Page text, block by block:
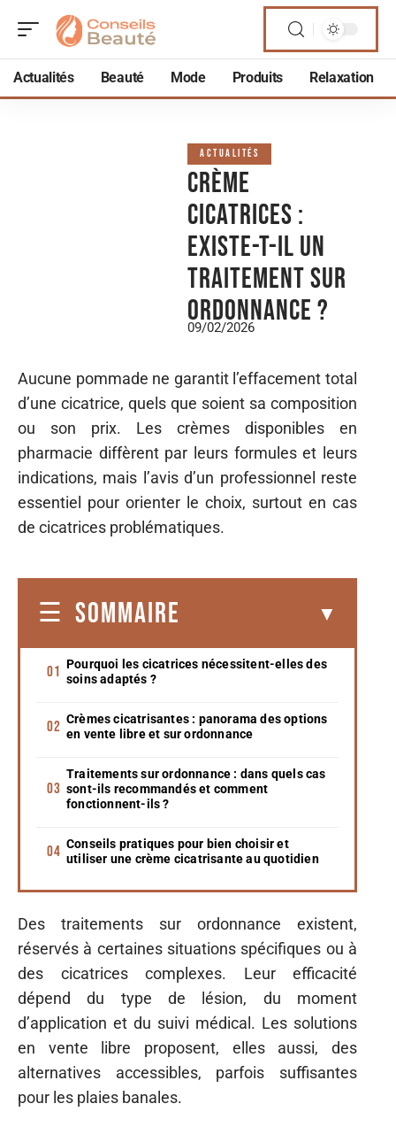
Actualités Beauté Mode Produits Relaxation
ACTUALITÉS
Crème
cicatrices :
existe-t-il un
traitement sur
ordonnance ?
09/02/2026
Aucune pommade ne garantit l’effacement total
d’une cicatrice, quels que soient sa composition
ou son prix. Les crèmes disponibles en
pharmacie diffèrent par leurs formules et leurs
indications, mais l’avis d’un professionnel reste
essentiel pour orienter le choix, surtout en cas
de cicatrices problématiques.
SOMMAIRE
Pourquoi les cicatrices nécessitent-elles des
soins adaptés ?
Crèmes cicatrisantes : panorama des options
en vente libre et sur ordonnance
Traitements sur ordonnance : dans quels cas
sont-ils recommandés et comment
fonctionnent-ils ?
Conseils pratiques pour bien choisir et
utiliser une crème cicatrisante au quotidien
Des traitements sur ordonnance existent,
réservés à certaines situations spécifiques ou à
des cicatrices complexes. Leur efficacité
dépend du type de lésion, du moment
d’application et du suivi médical. Les solutions
en vente libre proposent, elles aussi, des
alternatives accessibles, parfois suffisantes
pour les plaies banales.